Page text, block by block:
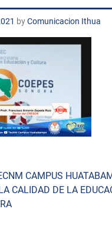
byComunicacion Ithua
CAMPUS
CALIDAD DE LA